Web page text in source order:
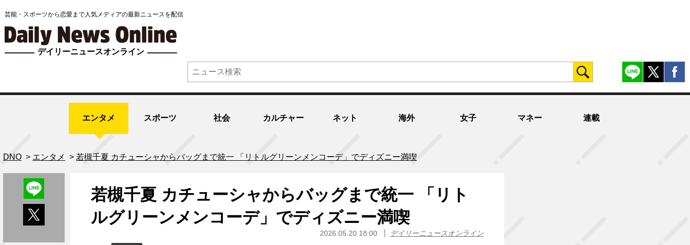
芸能・スポーツから恋愛まで人気メディアの最新ニュースを配信
デイリーニュースオンライン
エンタメ スポーツ 社会 カルチャー ネット 海外 女子 マネー 連載
DNO > エンタメ > 若槻千夏 カチューシャからバッグまで統一 「リトルグリーンメンコーデ」でディズニー満喫
若槻千夏 カチューシャからバッグまで統一 「リト
ルグリーンメンコーデ」でディズニー満喫
2026.05.20 18:00 デイリーニュースオンライン